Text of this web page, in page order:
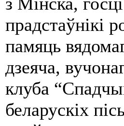
прадстаўнікі
памяць
дзеяча,
клуба
беларускіх